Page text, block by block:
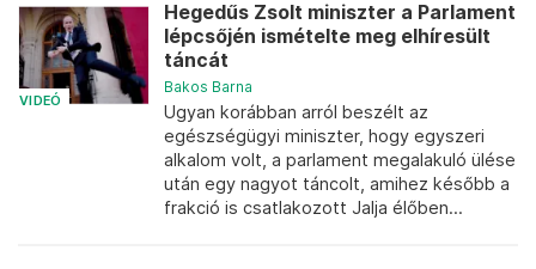
VIDEÓ
Hegedűs Zsolt miniszter a Parlament
lépcsőjén ismételte meg elhíresült
táncát
Bakos Barna
Ugyan korábban arról beszélt az
egészségügyi miniszter, hogy egyszeri
alkalom volt, a parlament megalakuló ülése
után egy nagyot táncolt, amihez később a
frakció is csatlakozott Jalja élőben...